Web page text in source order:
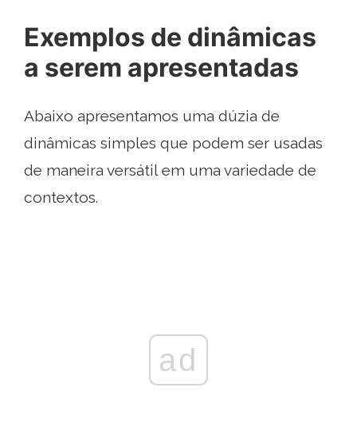
Exemplos de dinâmicas
a serem apresentadas
Abaixo apresentamos uma dúzia de
dinâmicas simples que podem ser usadas
de maneira versátil em uma variedade de
contextos.
ad